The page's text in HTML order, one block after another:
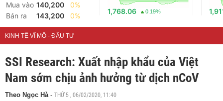
Mua vào 140,200
0%
Bán ra
143,200 0%
1,768.06 0.19%
KINH TẾ VĨ MÔ - ĐẦU TƯ
SSI Research: Xuất nhập khẩu của Việt
Nam sớm chịu ảnh hưởng từ dịch nCoV
Theo Ngọc Hà- THỨ 5 , 06/02/2020, 11:40